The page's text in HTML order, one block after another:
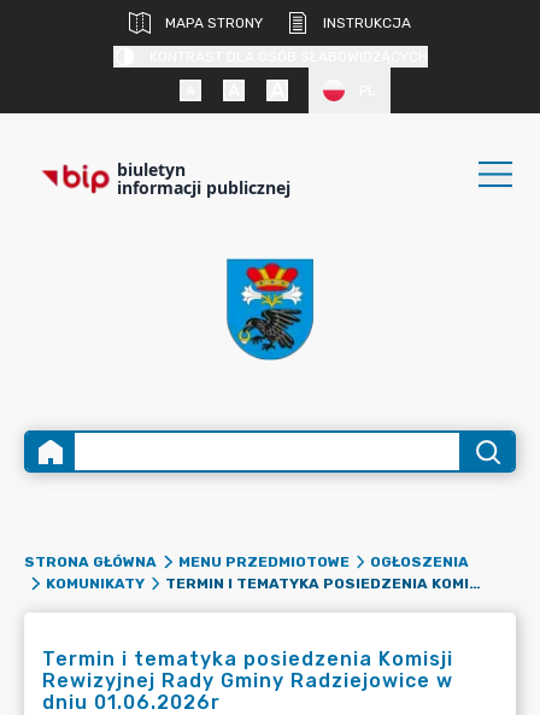
MAPA STRONY
INSTRUKCJA
biuletyn
informacji publicznej
STRONA GŁÓWNA MENU PRZEDMIOTOWE
OGŁOSZENIA
KOMUNIKATY
TERMIN I TEMATYKA POSIEDZENIA KOMISJI REWIZYJNEJ RADY GMINY RADZIEJOWICE W DNIU 01.06.2026R
Termin i tematyka posiedzenia Komisji
Rewizyjnej Rady Gminy Radziejowice w
dniu 01.06.2026r